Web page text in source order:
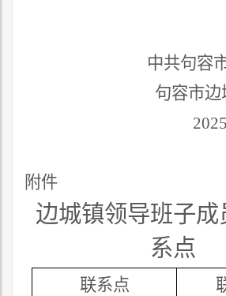
中共句容
句容市边
2025
附件
边城镇领导班子成
系点
联系点